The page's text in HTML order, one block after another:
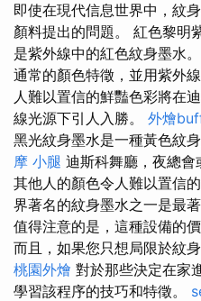
即使在現代信息世界中，紋
顏料提出的問題。 紅色黎明
是紫外線中的紅色紋身墨水
通常的顏色特徵，並用紫外
人難以置信的鮮豔色彩將在
線光源下引人入勝。 外燴
黑光紋身墨水是一種黃色紋
摩 小腿 迪斯科舞廳，夜總會
其他人的顏色令人難以置信
界著名的紋身墨水之一是最
值得注意的是，這種設備的
而且，如果您只想局限於紋
桃園外燴 對於那些決定在家
學習該程序的技巧和特徵。